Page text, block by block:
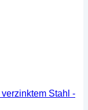
Stahl -